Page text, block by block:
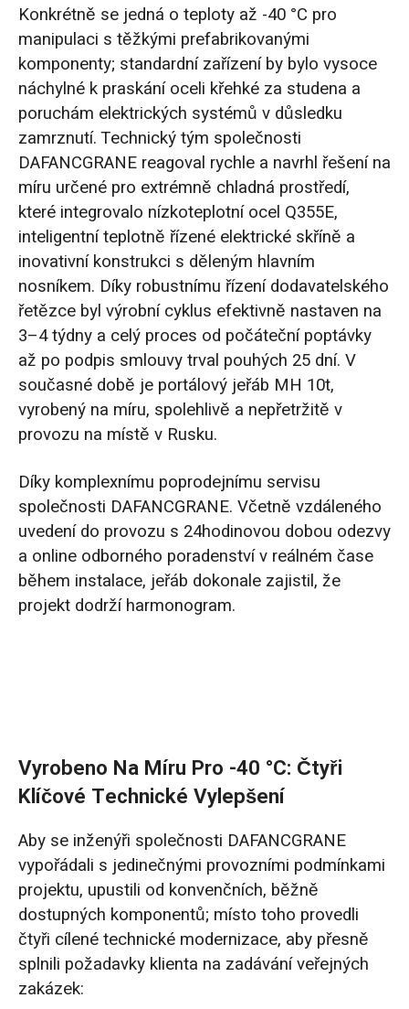
Konkrétně se jedná o teploty až -40 °C pro
manipulaci s těžkými prefabrikovanými
komponenty; standardní zařízení by bylo vysoce
náchylné k praskání oceli křehké za studena a
poruchám elektrických systémů v důsledku
zamrznutí. Technický tým společnosti
DAFANCGRANE reagoval rychle a navrhl řešení na
míru určené pro extrémně chladná prostředí,
které integrovalo nízkoteplotní ocel Q355E,
inteligentní teplotně řízené elektrické skříně a
inovativní konstrukci s děleným hlavním
nosníkem. Díky robustnímu řízení dodavatelského
řetězce byl výrobní cyklus efektivně nastaven na
3–4 týdny a celý proces od počáteční poptávky
až po podpis smlouvy trval pouhých 25 dní. V
současné době je portálový jeřáb MH 10t,
vyrobený na míru, spolehlivě a nepřetržitě v
provozu na místě v Rusku.
Díky komplexnímu poprodejnímu servisu
společnosti DAFANCGRANE. Včetně vzdáleného
uvedení do provozu s 24hodinovou dobou odezvy
a online odborného poradenství v reálném čase
během instalace, jeřáb dokonale zajistil, že
projekt dodrží harmonogram.
Vyrobeno Na Míru Pro -40 °C: Čtyři
Klíčové Technické Vylepšení
Aby se inženýři společnosti DAFANCGRANE
vypořádali s jedinečnými provozními podmínkami
projektu, upustili od konvenčních, běžně
dostupných komponentů; místo toho provedli
čtyři cílené technické modernizace, aby přesně
splnili požadavky klienta na zadávání veřejných
zakázek: